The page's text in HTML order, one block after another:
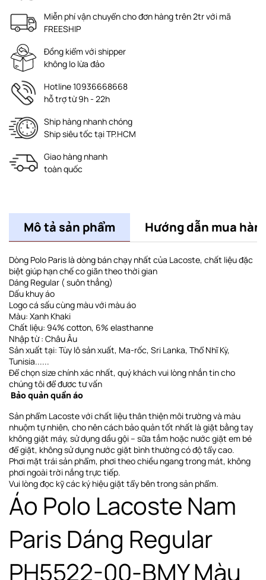
Miễn phí vận chuyển cho đơn hàng trên 2tr với mã
FREESHIP
Đồng kiểm với shipper
không lo lừa đảo
Hotline 10936668668
hỗ trợ từ 9h - 22h
Ship hàng nhanh chóng
Ship siêu tốc tại TP.HCM
Giao hàng nhanh
toàn quốc
Mô tả sản phẩm Hướng dẫn mua
Dòng Polo Paris là dòng bán chạy nhất của Lacoste, chất liệu đặc
biệt giúp hạn chế co giãn theo thời gian
Dáng Regular ( suôn thẳng)
Dấu khuy áo
Logo cá sấu cùng màu với màu áo
Màu: Xanh Khaki
Chất liệu: 94% cotton, 6% elasthanne
Nhập từ : Châu Âu
Sản xuất tại: Tùy lô sản xuất, Ma-rốc, Sri Lanka, Thổ Nhĩ Kỳ,
Tunisia......
Để chọn size chính xác nhất, quý khách vui lòng nhắn tin cho
chúng tôi để đươc tư vấn
Bảo quản quần áo
Sản phẩm Lacoste với chất liệu thân thiện môi trường và màu
nhuộm tự nhiên, cho nên cách bảo quản tốt nhất là giặt bằng tay
không giặt máy, sử dụng dầu gội – sữa tắm hoặc nước giặt em bé
để giặt, không sử dụng nước giặt bình thường có độ tẩy cao.
Phơi mặt trái sản phẩm, phơi theo chiều ngangtrong mát, không
phơi ngoài trời nắng trực tiếp.
Vui lòng đọc kỹ các ký hiệu giặt tẩy bên trong sản phẩm.
Áo Polo Lacoste Nam
Paris Dáng Regular
PH5522-00-BMY Màu